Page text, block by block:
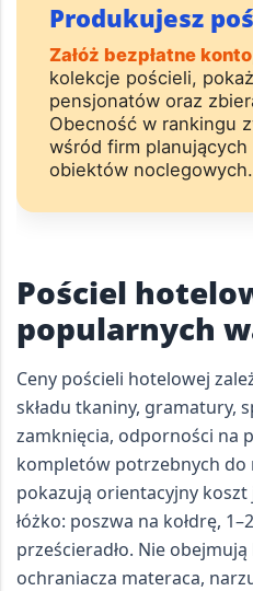
Produkujesz
Załóż bezpłatne konto
kolekcje pościeli,
pensjonatów oraz
Obecność w rankingu
wśród firm
obiektów noclegowych.
Pościel
popularnych
Ceny pościeli hotelowej
składu tkaniny, gramatury,
zamknięcia, odporności na
kompletów potrzebnych do
pokazują orientacyjny koszt
łóżko: poszwa na kołdrę,
prześcieradło. Nie obejmują
ochraniacza materaca,